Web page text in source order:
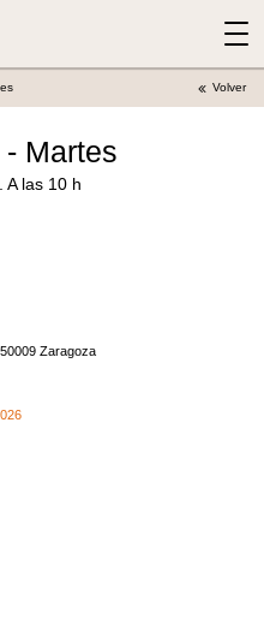
Volver
Martes
A las 10 h
Zaragoza